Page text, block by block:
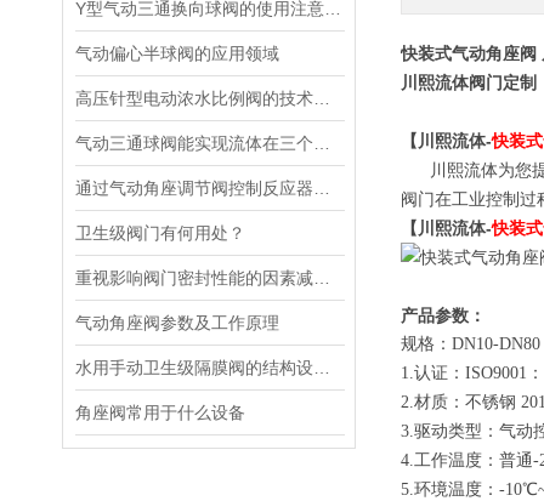
气动偏心半球阀的应用领域
卫生级阀门有何用处？
气动角座阀参数及工作原理
角座阀常用于什么设备
快装式气动角座阀
川熙流体阀门定
【川熙流体-快装
川熙流体为您提
阀门在工业控制过
【川熙流体-快装
产品参数：
规格：DN10-DN80
1.认证：ISO9001
2.材质：不锈钢
3.驱动类型：气动
4.工作温度：普
5.环境温度：-